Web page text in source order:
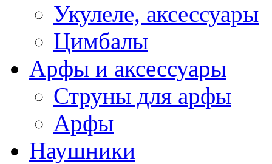
Укулеле, аксессуары
Цимбалы
Арфы и аксессуары
Струны для арфы
Арфы
Наушники